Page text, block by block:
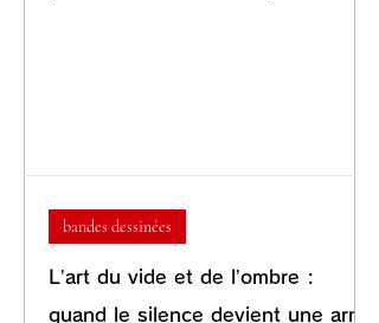
L’art du vide et de l’ombre :
quand le silence devient une arme
bandes dessinées